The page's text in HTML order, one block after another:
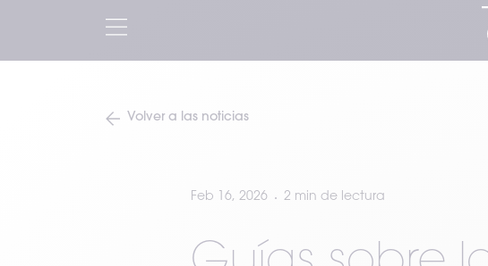
Volver a las noticias
Feb 16, 2026 2 min de lectura